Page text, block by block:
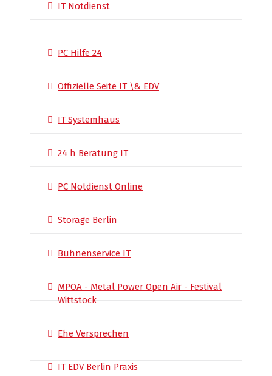
IT Notdienst
PC Hilfe 24
Offizielle Seite IT \& EDV
IT Systemhaus
24 h Beratung IT
PC Notdienst Online
Storage Berlin
Bühnenservice IT
MPOA - Metal Power Open Air - Festival
Wittstock
Ehe Versprechen
IT EDV Berlin Praxis